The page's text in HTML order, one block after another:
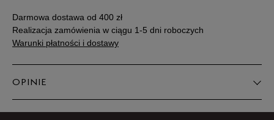
38 24 cm
Darmowa dostawa od 400 zł
Realizacja zamówienia w ciągu 1-5 dni roboczych
Warunki płatności i dostawy
OPINIE